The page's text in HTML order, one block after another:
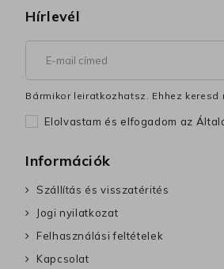
Hírlevél
Bármikor leiratkozhatsz. Ehhez
Elolvastam és elfogadom az
Információk
Szállítás és visszatérités
Jogi nyilatkozat
Felhasználási feltételek
Kapcsolat